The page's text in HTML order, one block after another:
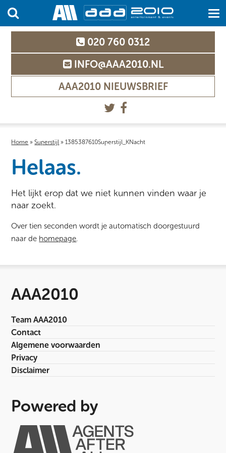
020 760 0312
INFO@AAA2010.NL
AAA2010 NIEUWSBRIEF
Home »Superstijl »1385387610Superstijl_KNacht
Helaas.
Het lijkt erop dat we niet kunnen vinden waar je
naar zoekt.
Over tien seconden wordt je automatisch doorgestuurd
naar de homepage.
AAA2010
Team AAA2010
Contact
Algemene voorwaarden
Privacy
Disclaimer
Powered by